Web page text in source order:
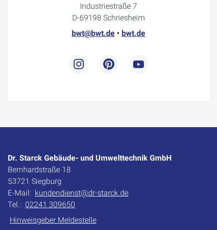
Industriestraße 7
D-69198 Schriesheim
bwt@bwt.de • bwt.de
Dr. Starck Gebäude- und Umwelttechnik GmbH
Bernhardstraße 18
53721 Siegburg
E-Mail: kundendienst@dr-starck.de
Tel.: 02241 309650
Hinweisgeber Meldestelle